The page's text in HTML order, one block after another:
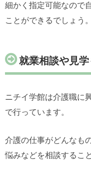
細かく指定可能なので
ことができるでしょう。
就業相談や見
ニチイ学館は介護職に
で行っています。
介護の仕事がどんなも
悩みなどを相談するこ